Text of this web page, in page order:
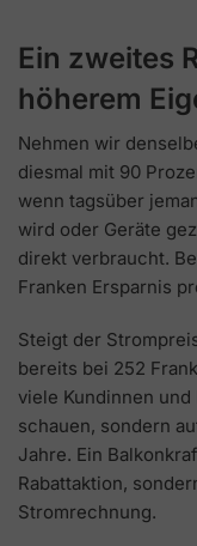
Ein zweites
höherem
Nehmen wir
diesmal mit 90
wenn tagsüber
wird oder Geräte
direkt verbraucht.
Franken Ersparnis
Steigt der
bereits bei 252
viele Kundinnen
schauen, sondern
Jahre. Ein
Rabattaktion,
Stromrechnung.